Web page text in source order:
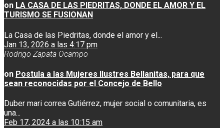
on LA CASA DE LAS PIEDRITAS, DONDE EL AMOR Y EL
TURISMO SE FUSIONAN
La Casa de las Piedritas, donde el amor y el...
Jan 13, 2026 a las 4:17 pm
Rodrigo Zapata Ocampo
on Postula a las Mujeres Ilustres Bellanitas, para que
sean reconocidas por el Concejo de Bello
Duber mari correa Gutiérrez, mujer social o comunitaria, es
una...
Feb 17, 2024 a las 10:15 am